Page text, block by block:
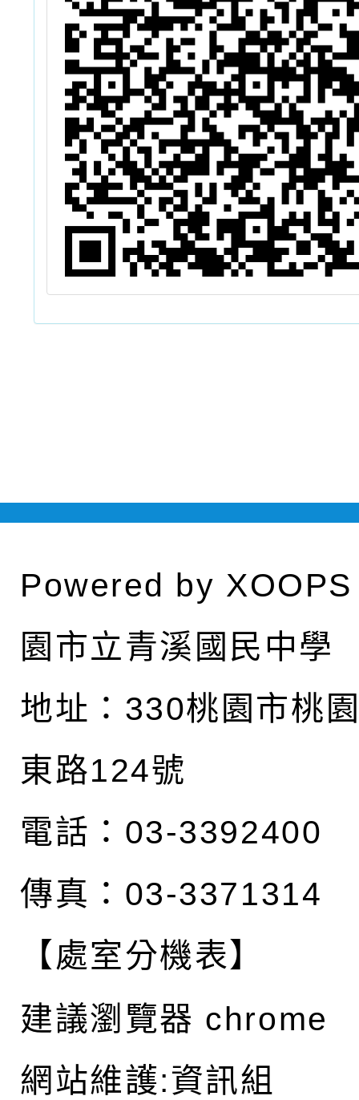
Powered by XOOPS
園市立青溪國民中學
地址： 330桃園市桃
東路124號
電話：03-3392400
傳真：03-3371314
【處室分機表】
建議瀏覽器 chrome
網站維護:資訊組